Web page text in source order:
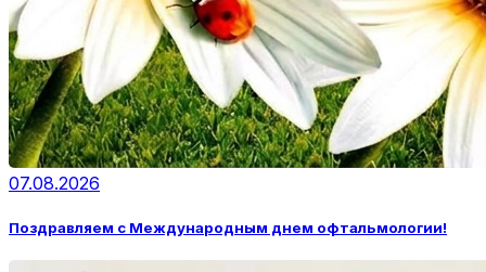
07.08.2026
Поздравляем с Международным днем офтальмологии!